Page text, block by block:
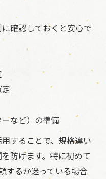
確認しておくと安心で
など）の準備
することで、規格違い
防げます。特に初めて
するか迷っている場合